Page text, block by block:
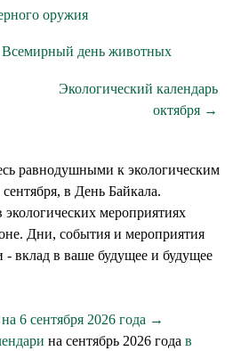
оружия
Всемирный день животных
Экологический календарь
октября →
равнодушными к экологическим
в День Байкала.
экологических мероприятиях
Дни, события и мероприятия
вклад в ваше будущее и будущее
6 сентября 2026 года →
на сентябрь 2026 года в